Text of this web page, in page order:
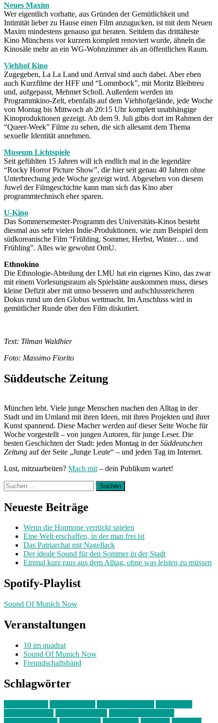
Neues Maxim
Wer eigentlich vorhatte, aus Gründen der Gemütlichkeit und
Intimität lieber zu Hause einen Film anzugucken, ist mit dem Neuen
Maxim mindestens genauso gut beraten. Seitdem das drittälteste
Kino Münchens vor kurzem komplett renoviert wurde, ähneln die
Kinosäle mehr an ein WG-Wohnzimmer als an öffentlichen Raum.
Viehhof Kino
Zugegeben, La La Land und Arrival sind auch dabei. Aber eben
auch Kurzfilme der HFF und “Lommbock”, mit Moritz Bleibtreu
und, aufgepasst, Mehmet Scholl. Außerdem werden im
Programmkino-Zelt, ebenfalls auf dem Viehhofgelände, jede Woche
von Montag bis Mittwoch ab 20:15 Uhr komplett unabhängige
Kinoproduktionen gezeigt. Ab dem 9. Juli gibts dort im Rahmen der
“Queer-Week” Filme zu sehen, die sich allesamt dem Thema
sexuelle Identität annehmen.
Museum Lichtspiele
Seit gefühlten 15 Jahren will ich endlich mal in die legendäre
“Rocky Horror Picture Show”, die hier seit genau 40 Jahren ohne
Unterbrechung jede Woche gezeigt wird. Abgesehen von diesem
Juwel der Filmgeschichte kann man sich das Kino aber
programmtechnisch eher sparen.
U-Kino
Das Sommersemester-Programm des Universitäts-Kinos besteht
diesmal aus sehr vielen Indie-Produktionen, wie zum Beispiel dem
südkoreanische Film “Frühling, Sommer, Herbst, Winter… und
Frühling”. Alles wie gewohnt OmU.
Ethnokino
Die Ethnologie-Abteilung der LMU hat ein eigenes Kino, das zwar
mit einem Vorlesungsraum als Spielstätte auskommen muss, dieses
kleine Defizit aber mit umso besseren und aufschlussreicheren
Dokus rund um den Globus wettmacht. Im Anschluss wird in
gemütlicher Runde über den Film diskutiert.
Text: Tilman Waldhier
Foto: Massimo Fiorito
Süddeutsche Zeitung
München lebt. Viele junge Menschen machen den Alltag in der
Stadt und im Umland mit ihren Ideen, mit ihren Projekten und ihrer
Kunst spannend. Diese Macher werden auf dieser Seite Woche für
Woche vorgestellt – von jungen Autoren, für junge Leser. Die
besten Geschichten der Stadt: jeden Montag in derSüddeutschen
Zeitung auf der Seite „Junge Leute“ – und jeden Tag im Internet.
Lust, mitzuarbeiten? Mach mit – dein Publikum wartet!
Suchen
nach:
Neueste Beiträge
Wenn die Hormone verrückt spielen
Eine Welt erschaffen, in der man frei ist
Das Patriarchat mit Nagellack
Der ideale Sound für den Sommer in der Stadt
Einmal kurz raus aus dem Alltag, ohne was leisten zu müssen
Spotify-Playlist
Sound Of Munich Now
Veranstaltungen
10 im quadrat
Sound Of Munich Now
Freundschaftsbänd
Schlagwörter